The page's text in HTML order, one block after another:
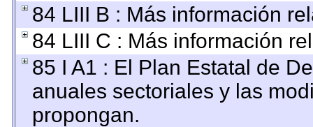
84 LIII B : Más información
84 LIII C : Más información
85 I A1 : El Plan Estatal de
anuales sectoriales y las
propongan.